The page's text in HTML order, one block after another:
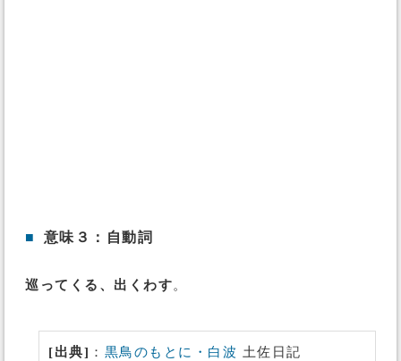
■ 意味３：自動詞
巡ってくる、出くわす。
[出典] ： 黒鳥のもとに・白波 土佐日記